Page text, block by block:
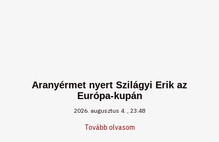
Aranyérmet nyert Szilágyi Erik az
Európa-kupán
2026. augusztus 4. 23:48
Tovább olvasom